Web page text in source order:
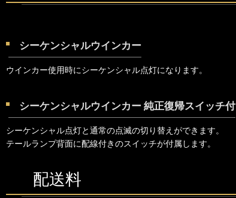
シーケンシャルウインカー
ウインカー使用時にシーケンシャル点灯になります。
シーケンシャルウインカー 純正復帰スイッチ付
シーケンシャル点灯と通常の点滅の切り替えができます。
テールランプ背面に配線付きのスイッチが付属します。
配送料